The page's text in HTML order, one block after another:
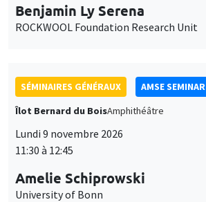
Benjamin Ly Serena
ROCKWOOL Foundation Research Unit
SÉMINAIRES GÉNÉRAUX
AMSE SEMINAR
Îlot Bernard du BoisAmphithéâtre
Lundi 9 novembre 2026
11:30 à 12:45
Amelie Schiprowski
University of Bonn